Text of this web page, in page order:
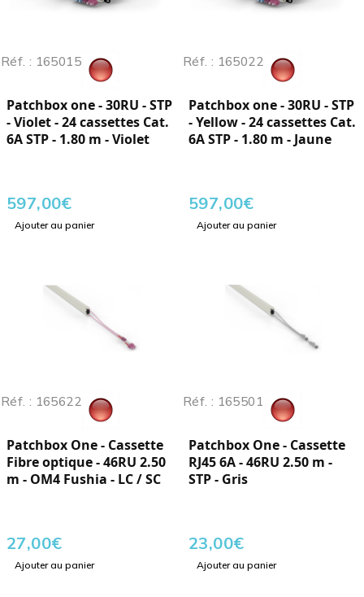
Réf. : 165015
Patchbox one - 30RU - STP
- Violet - 24 cassettes Cat.
6A STP - 1.80 m - Violet
597,00€
Ajouter au panier
Réf. : 165022
Patchbox one - 30RU - STP
- Yellow - 24 cassettes Cat.
6A STP - 1.80 m - Jaune
597,00€
Ajouter au panier
Réf. : 165622
Patchbox One - Cassette
Fibre optique - 46RU 2.50
m - OM4 Fushia - LC / SC
27,00€
Ajouter au panier
Réf. : 165501
Patchbox One - Cassette
RJ45 6A - 46RU 2.50 m -
STP - Gris
23,00€
Ajouter au panier